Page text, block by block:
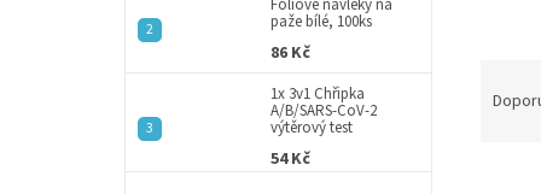
paže bílé, 100ks
86 Kč
1x 3v1 Chřipka
A/B/SARS-CoV-2
výtěrový test
54 Kč